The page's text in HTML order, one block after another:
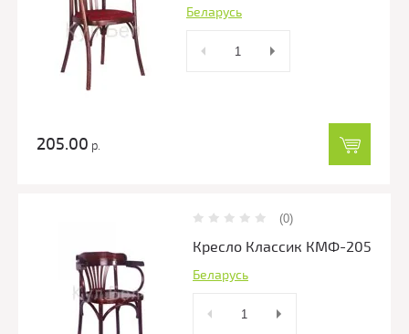
Беларусь
205.00 р.
(0)
Кресло Классик КМФ-205
Беларусь